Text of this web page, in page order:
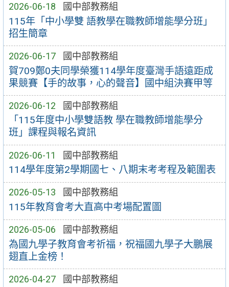
2026-06-18 國中部教務組
115年「中小學雙 語教學在職教師增能學分班」
招生簡章
2026-06-17 國中部教務組
賀709鄭0夫同學榮獲114學年度臺灣手語遠距成
果競賽【手的故事，心的聲音】國中組決賽甲等
2026-06-12 國中部教務組
「115年度中小學雙語教 學在職教師增能學分
班」課程與報名資訊
2026-06-11 國中部教務組
114學年度第2學期國七、八期末考考程及範圍表
2026-05-13 國中部教務組
115年教育會考大直高中考場配置圖
2026-05-06 國中部教務組
為國九學子教育會考祈福，祝福國九學子大鵬展
翅直上金榜！
2026-04-27 國中部教務組